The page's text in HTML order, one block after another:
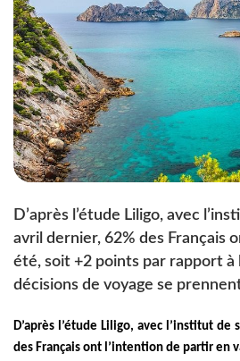
D’après l’étude Liligo, avec
avril dernier, 62% des Français
été, soit +2 points par rapport à
décisions de voyage se
D’après l’étude Liligo, avec l’institut
des Français ont l’intention de partir en